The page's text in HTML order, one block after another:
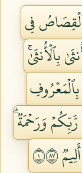
فِي
بِٱلۡأُنثَىٰۚ
وَرَحۡمَةٞۗ